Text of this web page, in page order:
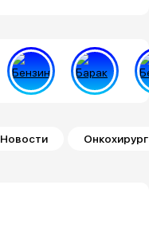
Новости